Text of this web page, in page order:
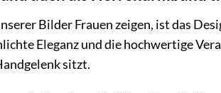
Bilder Frauen zeigen, ist das
Eleganz und die hochwertige
sitzt.